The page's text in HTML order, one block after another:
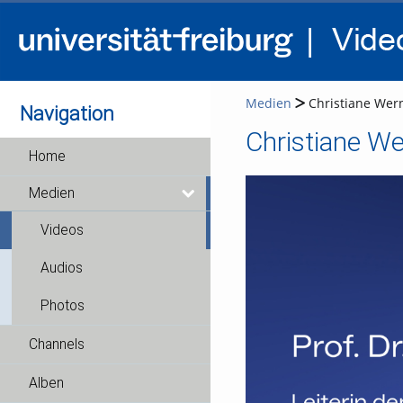
Navigation
Home
Medien
Videos
Audios
Photos
Channels
Alben
Medien Christiane
Christiane